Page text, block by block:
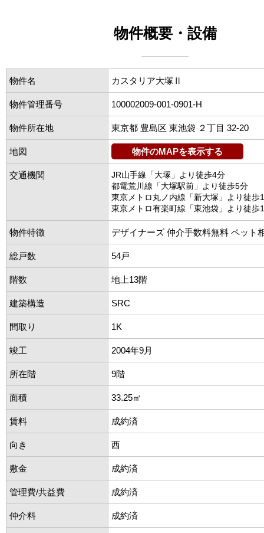
物件概要・設備
物件名 カスタリア大塚Ⅱ
物件管理番号 100002009-001-0901-H
物件所在地 東京都 豊島区 東池袋 ２丁目 32-20
地図 物件のMAPを表示する
交通機関
JR山手線「大塚」より徒歩4分
都電荒川線「大塚駅前」より徒歩5分
東京メトロ丸ノ内線「新大塚」より徒歩
東京メトロ有楽町線「東池袋」より徒歩
物件特徴 デザイナーズ 仲介手数料無料 ペット
総戸数 54戸
階数 地上13階
建築構造 SRC
間取り 1K
竣工 2004年9月
所在階 9階
面積 33.25㎡
賃料 成約済
向き 西
敷金 成約済
管理費/共益費 成約済
仲介料 成約済